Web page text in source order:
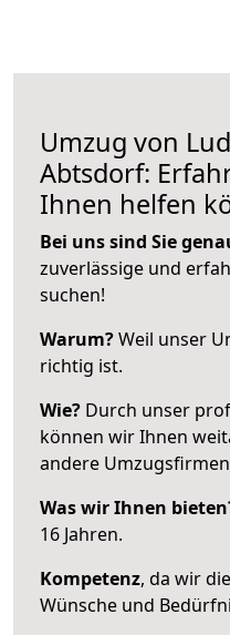
Umzug von
Abtsdorf:
Ihnen helfen
Bei uns sind Sie
zuverlässige und
suchen!
Warum?Weil unser
richtig ist.
Wie? Durch unser
können wir Ihnen
andere
Was wir Ihnen
16 Jahren.
Kompetenz, da wir
Wünsche und